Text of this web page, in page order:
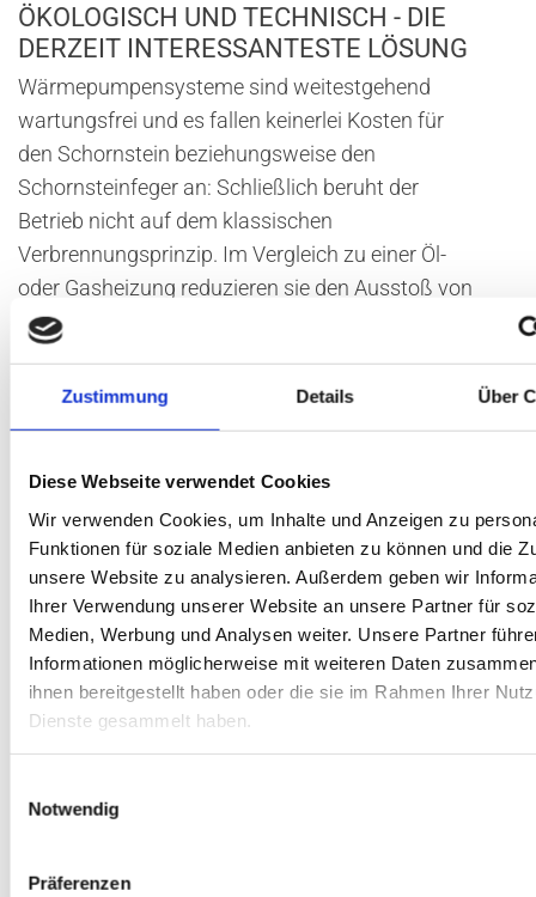
Zustimmung Details Über
Diese Webseite verwendet Cookies
Wir verwenden Cookies, um Inhalte und Anzeigen zu
Funktionen für soziale Medien anbieten zu können und die
unsere Website zu analysieren. Außerdem geben wir
Ihrer Verwendung unserer Website an unsere Partner für
Medien, Werbung und Analysen weiter. Unsere Partner
Informationen möglicherweise mit weiteren Daten
ihnen bereitgestellt haben oder die sie im Rahmen Ihrer
Dienste gesammelt haben.
Notwendig
Präferenzen
ÖKOLOGISCH UND TECHNISCH - DIE
DERZEIT INTERESSANTESTE LÖSUNG
Wärmepumpensysteme sind weitestgehend
wartungsfrei und es fallen keinerlei Kosten für
den Schornstein beziehungsweise den
Schornsteinfeger an: Schließlich beruht der
Betrieb nicht auf dem klassischen
Verbrennungsprinzip. Im Vergleich zu einer Öl-
oder Gasheizung reduzieren sie den Ausstoß von
Kohlendioxid um bis zu 90 Prozent. Die Anlagen
sind somit eine clevere Investition in die Zukunft.
Heizen als auch zum Kühlen genutzt werden.
Verbraucher wissen auch die geringe Lautstärke
zu schätzen. Immerhin verursachen die Systeme
kaum mehr als 50 Dezibel, was sich allenfalls in
einem leisen Summen bemerkbar macht. In die
Wohnräume dürfte somit vom Keller aus kein
einziger Laut dringen. Wichtig ist jedoch, dass
die Wärmepumpen von einem erfahrenen
Fachbetrieb geplant werden. Für den Raum
Ansprechpartner.